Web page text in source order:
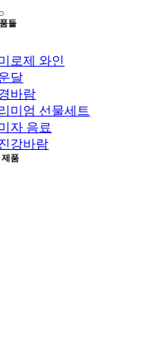
들
로제 와인
달
바람
미엄 선물세트
자 음료
강바람
제품